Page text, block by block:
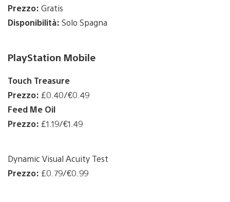
Prezzo: Gratis
Disponibilità: Solo Spagna
PlayStation Mobile
Touch Treasure
Prezzo: £0.40/€0.49
Feed Me Oil
Prezzo: £1.19/€1.49
Dynamic Visual Acuity Test
Prezzo: £0.79/€0.99